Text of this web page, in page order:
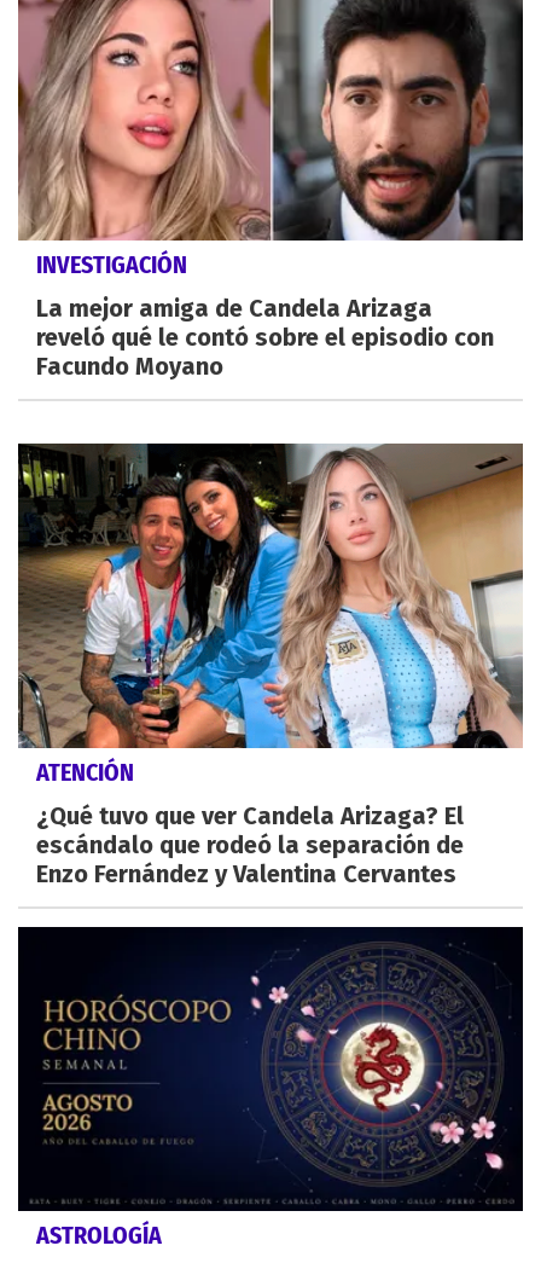
INVESTIGACIÓN
La mejor amiga de Candela Arizaga
reveló qué le contó sobre el episodio con
Facundo Moyano
ATENCIÓN
¿Qué tuvo que ver Candela Arizaga? El
escándalo que rodeó la separación de
Enzo Fernández y Valentina Cervantes
ASTROLOGÍA